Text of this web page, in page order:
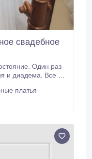
свадебное
Один раз
и диадема. Все в
платья